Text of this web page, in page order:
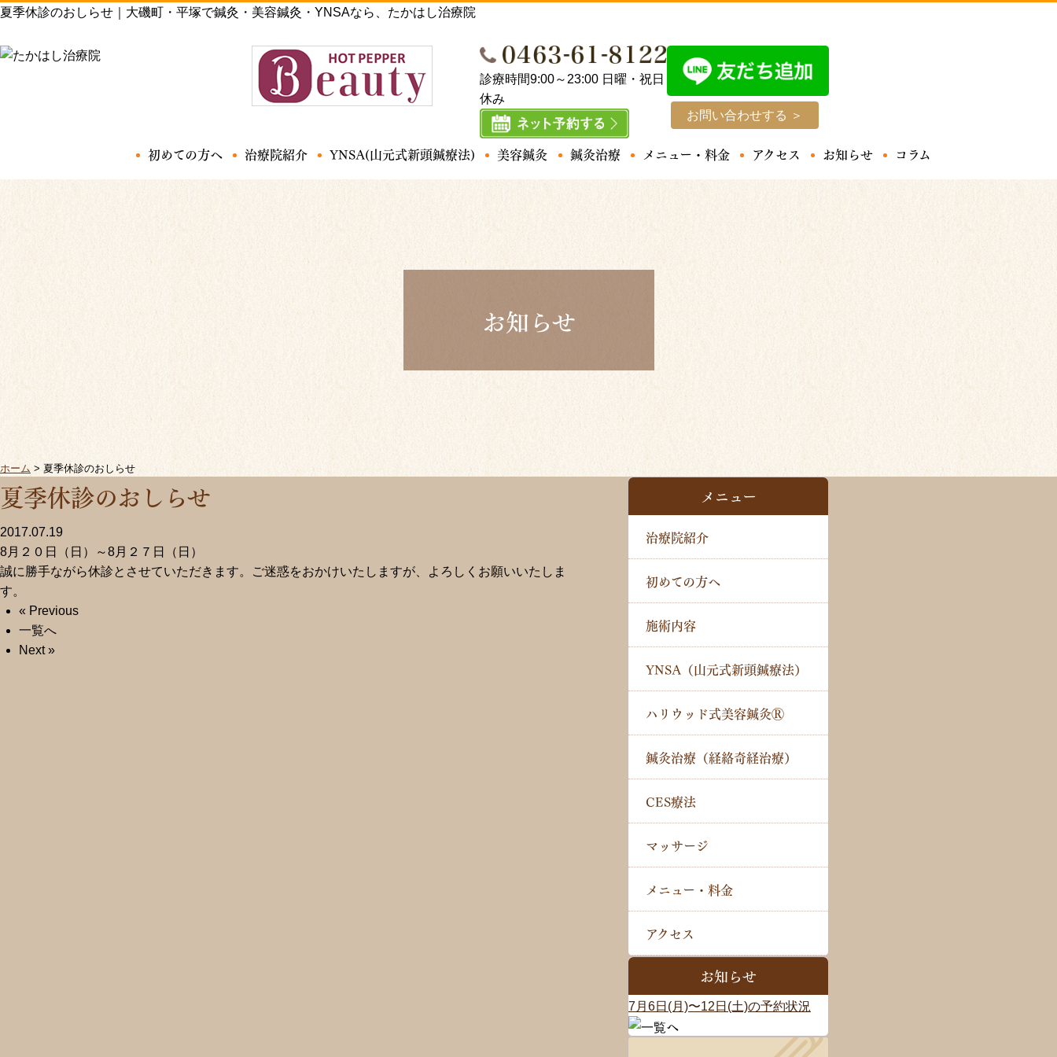
夏季休診のおしらせ｜大磯町・平塚で鍼灸・美容鍼灸・YNSAなら、たかはし治療院
診療時間9:00～23:00 日曜・祝日
休み
お問い合わせする ＞
初めての方へ 治療院紹介 YNSA(山元式新頭鍼療法) 美容鍼灸 鍼灸治療 メニュー・料金 アクセス お知らせ コラム
お知らせ
ホーム > 夏季休診のおしらせ
夏季休診のおしらせ
2017.07.19
8月２０日（日）～8月２７日（日）
誠に勝手ながら休診とさせていただきます。ご迷惑をおかけいたしますが、よろしくお願いいたしま
す。
« Previous
一覧へ
Next »
メニュー
治療院紹介
初めての方へ
施術内容
YNSA（山元式新頭鍼療法）
ハリウッド式美容鍼灸Ⓡ
鍼灸治療（経絡奇経治療）
CES療法
マッサージ
メニュー・料金
アクセス
お知らせ
7月6日(月)〜12日(土)の予約状況